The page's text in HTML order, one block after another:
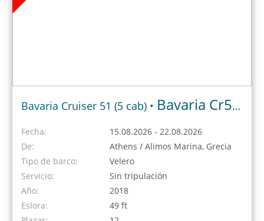
Bavaria Cruiser 51 (5 cab) • Bavaria Cr51 2018
Fecha:
15.08.2026 - 22.08.2026
De:
Athens / Alimos Marina, Grecia
Tipo de barco:
Velero
Servicio:
Sin tripulación
Año:
2018
Eslora:
49 ft